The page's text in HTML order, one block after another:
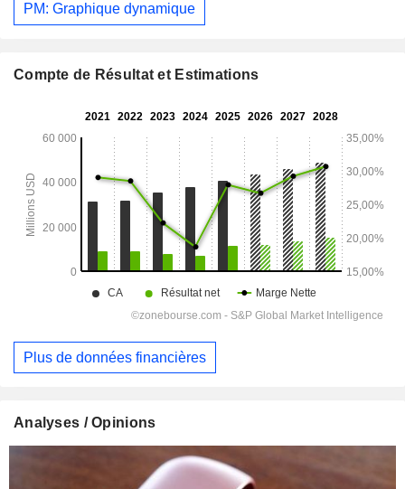
PM: Graphique dynamique
Compte de Résultat et Estimations
Plus de données financières
Analyses / Opinions